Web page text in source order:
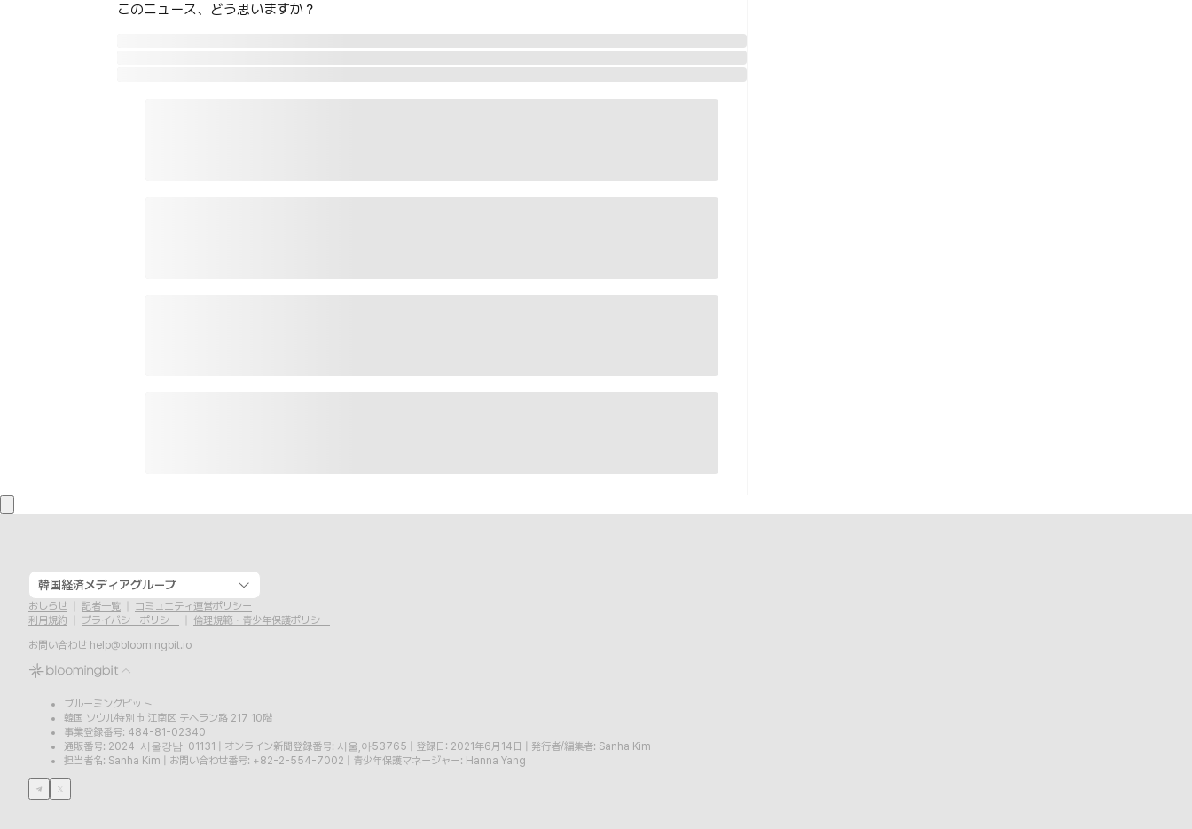
このニュース、どう思いますか？
韓国経済メディアグループ
おしらせ 記者一覧
コミュニティ運営ポリシー
利用規約
プライバシーポリシー
倫理規範・青少年保護ポリシー
お問い合わせ help@bloomingbit.io
ブルーミングビット
韓国 ソウル特別市 江南区 テヘラン路 217 10階
事業登録番号: 484-81-02340
通販番号: 2024-서울강남-01131
オンライン新聞登録番号: 서울,아53765 登録日: 2021年6月14日
発行者/編集者: Sanha Kim
担当者名: Sanha Kim
お問い合わせ番号: +82-2-554-7002 青少年保護マネージャー: Hanna Yang